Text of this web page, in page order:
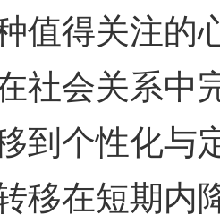
值得关注
社会关系中
到个性化与
移在短期内